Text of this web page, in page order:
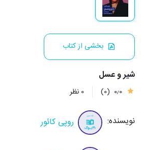
بخشی از کتاب
شیر و عسل
0٫0 (0) 0 نظر
نویسنده: روپی کائور